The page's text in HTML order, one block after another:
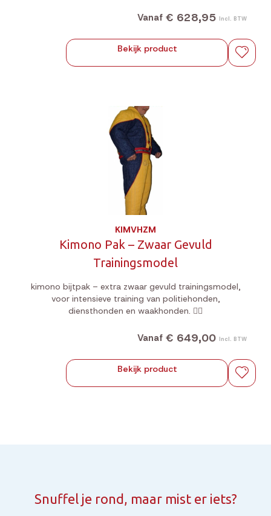
Vanaf € 628,95 Incl. BTW
Bekijk product
KIMVHZM
Kimono Pak – Zwaar Gevuld
Trainingsmodel
kimono bijtpak – extra zwaar gevuld trainingsmodel,
voor intensieve training van politiehonden,
diensthonden en waakhonden. 🐕‍🦺
Vanaf € 649,00 Incl. BTW
Bekijk product
Snuffel je rond, maar mist er iets?